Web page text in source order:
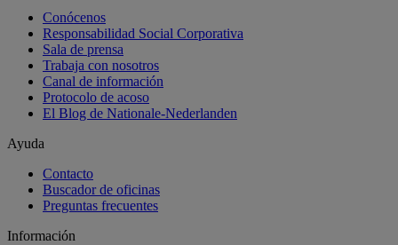
Conócenos
Responsabilidad Social Corporativa
Sala de prensa
Trabaja con nosotros
Canal de información
Protocolo de acoso
El Blog de Nationale-Nederlanden
Ayuda
Contacto
Buscador de oficinas
Preguntas frecuentes
Información